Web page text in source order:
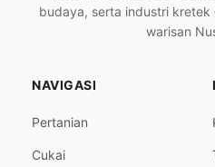
budaya, serta industri kretek
warisan
NAVIGASI
Pertanian
Cukai